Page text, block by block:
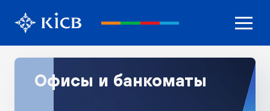
Офисы и банкоматы